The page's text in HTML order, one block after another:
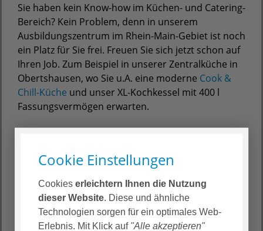
Sie haben kein Know-how im Küchen- und Catering-
Bereich? Kein Problem, denn in unserem
Ausbildungszentrum im Rhein-Main-Gebiet ist noch
ein Platz für Sie frei. Freuen Sie sich jetzt schon auf
Ihren Job. Zum Beispiel in unserer Zentralküche in
Obertshausen, wo Sie u.A. eine moderne Cook &
Chill-Küche und unser XL-Kochkessel mit 400 l
Fassungsvermögen erwarten.
Cookie Einstellungen
Cookieserleichtern Ihnen die Nutzung
dieser Website. Diese und ähnliche
Technologien sorgen für ein optimales Web-
Erlebnis. Mit Klick auf "Alle akzeptieren"